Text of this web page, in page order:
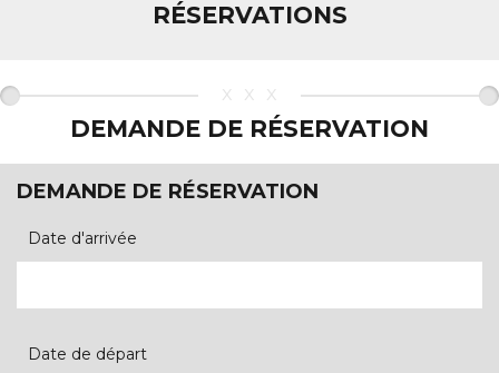
RÉSERVATIONS
xxx
DEMANDE DE RÉSERVATION
DEMANDE DE RÉSERVATION
Date d'arrivée
Date de départ